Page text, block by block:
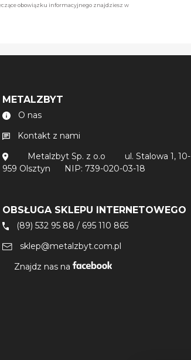
obowiązku informacyjnego znajdziesz w
METALZBYT
O nas
Kontakt z nami
Metalzbyt Sp. z o.o
ul. Stalowa 1, 10-
959 Olsztyn
NIP: 739-020-03-18
OBSŁUGA SKLEPU INTERNETOWEGO
(89) 532 95 88 / 695 110 865
sklep@metalzbyt.com.pl
Znajdz nas na